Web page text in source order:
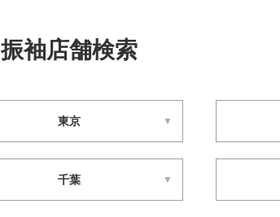
振袖店舗検索
東京
千葉